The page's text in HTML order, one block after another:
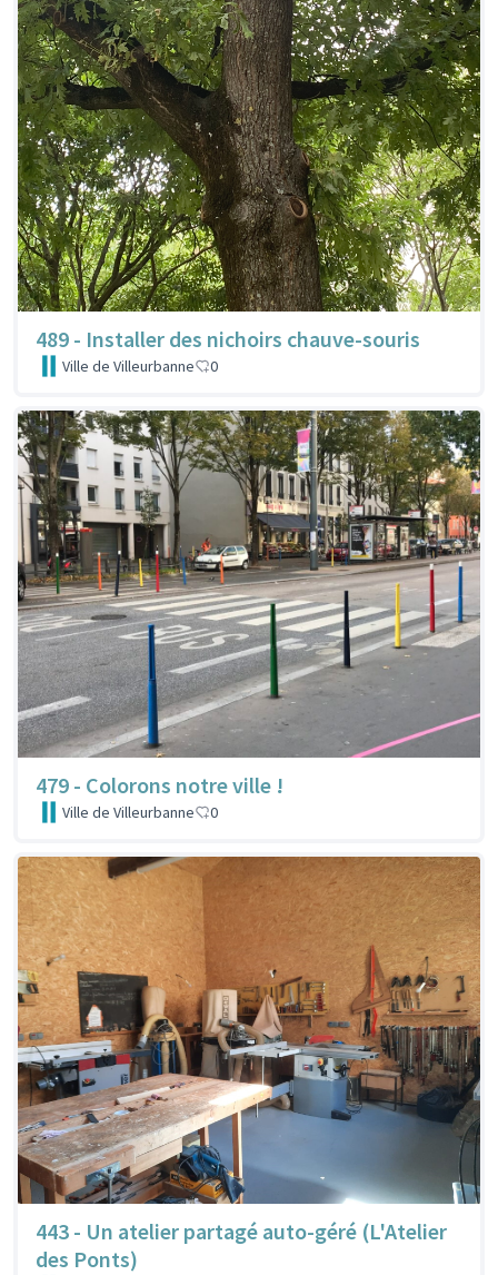
489 - Installer des nichoirs chauve-souris
Ville de Villeurbanne 0
479 - Colorons notre ville !
Ville de Villeurbanne 0
443 - Un atelier partagé auto-géré (L'Atelier
des Ponts)